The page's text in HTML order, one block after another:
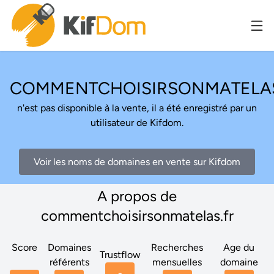
n'est pas disponible à la vente, il a été enregistré par un
utilisateur de Kifdom.
Voir les noms de domaines en vente sur Kifdom
A propos de
commentchoisirsonmatelas.fr
Score
Domaines
référents
Trustflow
Recherches
mensuelles
Age du
domaine